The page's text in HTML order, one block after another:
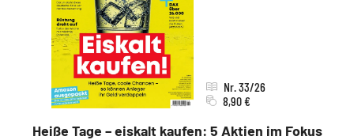
Heiße Tage – eiskalt kaufen: 5 Aktien im Fokus
Nr. 33/26
8,90 €